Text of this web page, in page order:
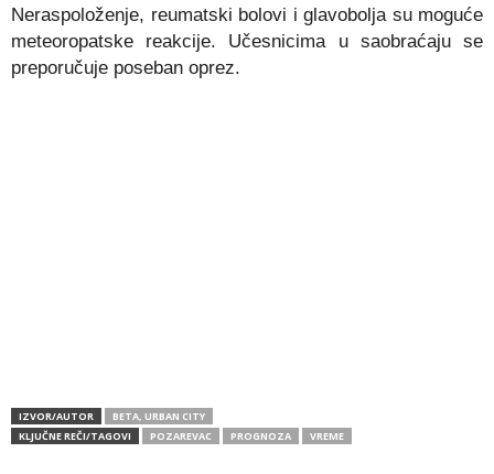
Neraspoloženje, reumatski bolovi i glavobolјa su moguće
meteoropatske reakcije. Učesnicima u saobraćaju se
preporučuje poseban oprez.
IZVOR/AUTOR
BETA, URBAN CITY
KLJUČNE REČI/TAGOVI
POZAREVAC PROGNOZA VREME